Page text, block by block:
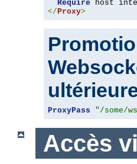
Require host
</ Proxy>
ProxyPass "/some/
Accès